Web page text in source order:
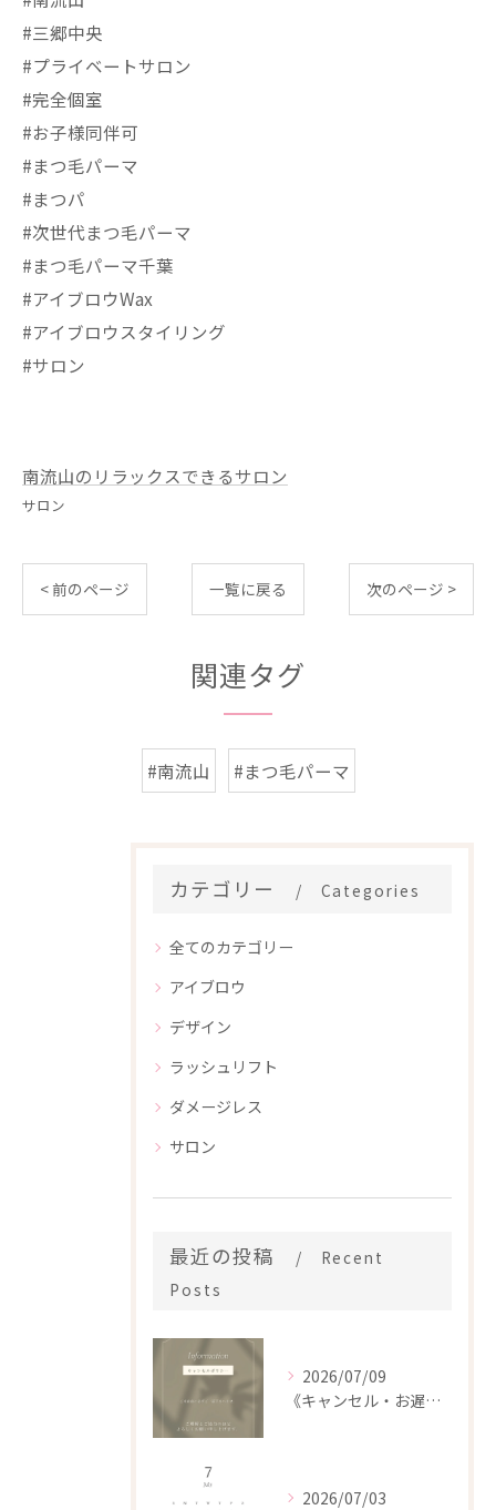
#三郷中央
#プライベートサロン
#完全個室
#お子様同伴可
#まつ毛パーマ
#まつパ
#次世代まつ毛パーマ
#まつ毛パーマ千葉
#アイブロウWax
#アイブロウスタイリング
#サロン
南流山のリラックスできるサロン
サロン
< 前のページ 一覧に戻る 次のページ >
関連タグ
#南流山 #まつ毛パーマ
カテゴリー Categories
全てのカテゴリー
アイブロウ
デザイン
ラッシュリフト
ダメージレス
サロン
最近の投稿
Recent
Posts
2026/07/09
《キャンセル・お遅刻・午前中のご予約について📖》
2026/07/03